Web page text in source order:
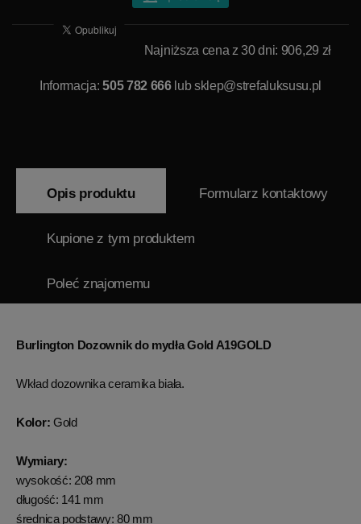
Najniższa cena z 30 dni: 906,29 zł
Informacja:505 782 666lubsklep@strefaluksusu.pl
Opis produktu Formularz kontaktowy
Kupione z tym produktem
Poleć znajomemu
Burlington Dozownik do mydła Gold A19GOLD
Wkład dozownika ceramika biała.
Kolor: Gold
Wymiary:
wysokość: 208 mm
długość: 141 mm
średnica podstawy: 80 mm